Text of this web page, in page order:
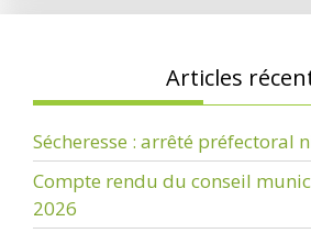
Articles
Sécheresse : arrêté préfectoral
Compte rendu du conseil
2026